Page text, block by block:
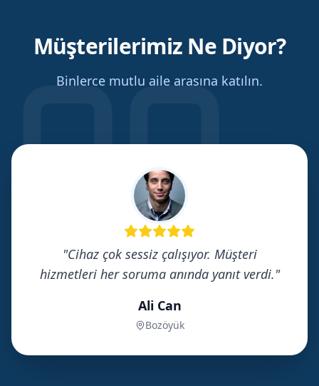
Müşterilerimiz Ne Diyor?
Binlerce mutlu aile arasına katılın.
"Cihaz çok sessiz çalışıyor. Müşteri
hizmetleri her soruma anında yanıt verdi."
Ali Can
Bozöyük